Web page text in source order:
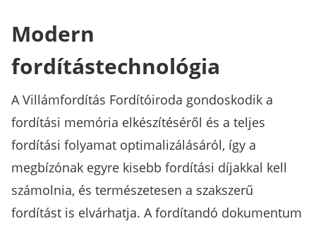
Modern
fordítástechnológia
A Villámfordítás Fordítóiroda gondoskodik a
fordítási memória elkészítéséről és a teljes
fordítási folyamat optimalizálásáról, így a
megbízónak egyre kisebb fordítási díjakkal kell
számolnia, és természetesen a szakszerű
fordítást is elvárhatja. A fordítandó dokumentum